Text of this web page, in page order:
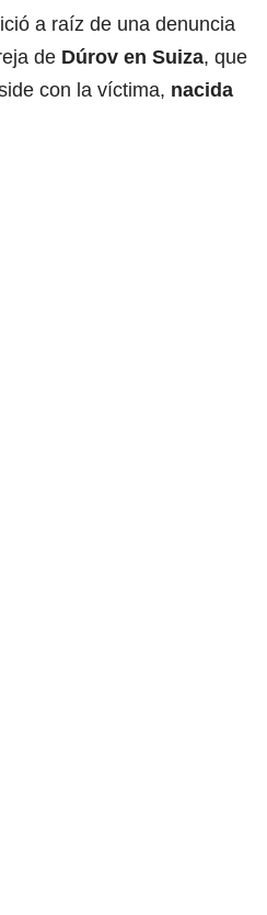
a raíz de una denuncia
de Dúrov en Suiza, que
con la víctima, nacida